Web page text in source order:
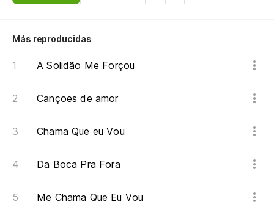
Más reproducidas
A Solidão Me Forçou
Cançoes de amor
Chama Que eu Vou
Da Boca Pra Fora
Me Chama Que Eu Vou